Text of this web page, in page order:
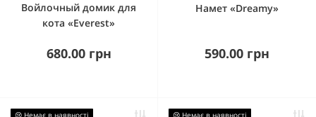
Войлочный домик для
кота «Everest»
680.00 грн
Намет «Dreamy»
590.00 грн
😢 Немає в наявності 😢 Немає в наявності